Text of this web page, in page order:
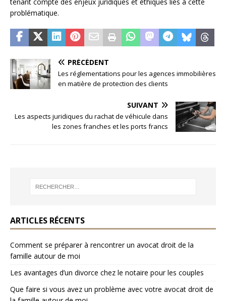
problématique.
PRÉCÉDENT
Les réglementations pour les agences immobilières
en matière de protection des clients
SUIVANT
Les aspects juridiques du rachat de véhicule dans
les zones franches et les ports francs
ARTICLES RÉCENTS
Comment se préparer à rencontrer un avocat droit de la
famille autour de moi
Les avantages d’un divorce chez le notaire pour les couples
Que faire si vous avez un problème avec votre avocat droit de